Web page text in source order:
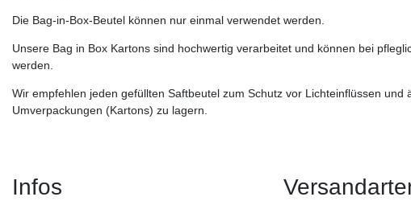
Die Bag-in-Box-Beutel können nur einmal verwendet werden.
Unsere Bag in Box Kartons sind hochwertig verarbeitet und können bei
werden.
Wir empfehlen jeden gefüllten Saftbeutel zum Schutz vor Lichteinflüssen und
Umverpackungen (Kartons) zu lagern.
Infos